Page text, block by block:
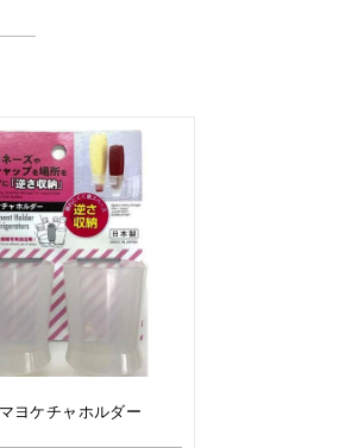
ヨケチャホルダー